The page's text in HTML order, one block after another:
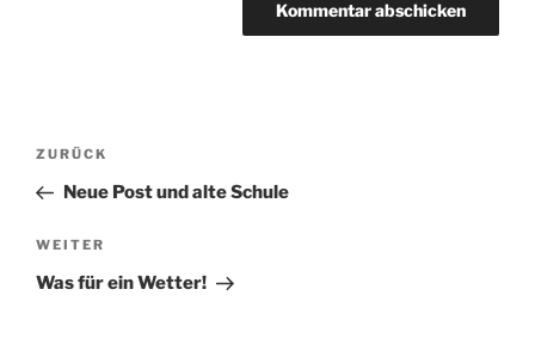
Beitragsnavigation
Vorheriger
Beitrag
ZURÜCK
Neue Post und alte Schule
Nächster
Beitrag
WEITER
Was für ein Wetter!